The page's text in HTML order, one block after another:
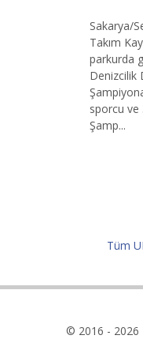
Sakarya/
Takım
parkurda
Denizcilik
sporcu ve
Şamp...
Tüm
© 2016 - 2026